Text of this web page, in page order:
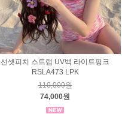
선셋피치 스트랩 UV백 라이트핑크
RSLA473 LPK
110,000원
74,000원